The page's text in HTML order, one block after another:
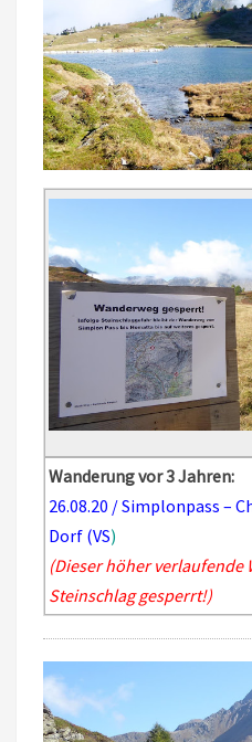
Wanderung vor 3 Jahren:
26.08.20 / Simplonpass –
Dorf (VS)
(Dieser höher verlaufende
Steinschlag gesperrt!)